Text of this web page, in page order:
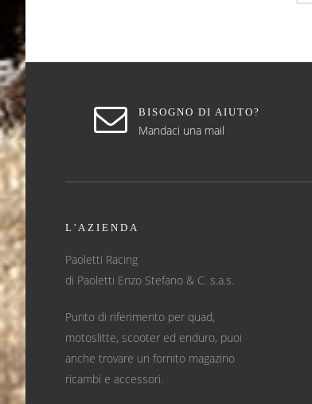
BISOGNO DI AIUTO?
Mandaci una mail
L'AZIENDA
Paoletti Racing
di Paoletti Enzo Stefano & C. s.a.s.
Punto di riferimento per quad,
motoslitte, scooter ed enduro, puoi
anche trovare un fornito magazino
ricambi e accessori.